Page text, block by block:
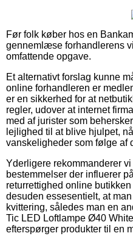
Før folk køber hos en
gennemlæse forhandlerens
omfattende opgave.
Et alternativt forslag kunne
online forhandleren er
er en sikkerhed for at
regler, udover at internet
med af jurister som
lejlighed til at blive hjulpet,
vanskeligheder som følge af
Yderligere rekommanderer
bestemmelser der influerer
returrettighed online
desuden essesentielt, at
kvittering, således man en
Tic LED Loftlampe Ø40
efterspørger produkter til en